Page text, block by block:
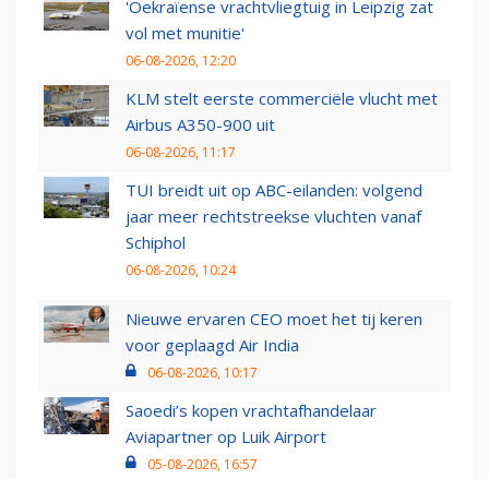
'Oekraïense vrachtvliegtuig in Leipzig zat
vol met munitie'
06-08-2026, 12:20
KLM stelt eerste commerciële vlucht met
Airbus A350-900 uit
06-08-2026, 11:17
TUI breidt uit op ABC-eilanden: volgend
jaar meer rechtstreekse vluchten vanaf
Schiphol
06-08-2026, 10:24
Nieuwe ervaren CEO moet het tij keren
voor geplaagd Air India
06-08-2026, 10:17
Saoedi’s kopen vrachtafhandelaar
Aviapartner op Luik Airport
05-08-2026, 16:57